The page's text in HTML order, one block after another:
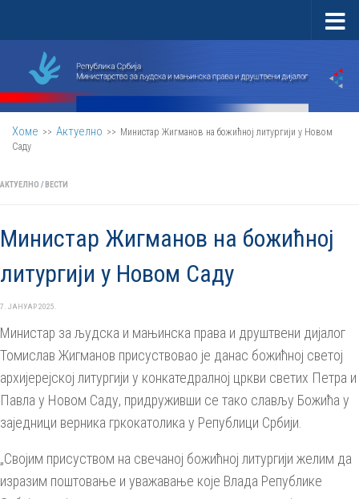
Хоме >> Актуелно >> Министар Жигманов на божићној литургији у Новом
Саду
АКТУЕЛНО /ВЕСТИ
Министар Жигманов на божићној
литургији у Новом Саду
7. ЈАНУАР 2025.
Министар за људска и мањинска права и друштвени дијалог
Томислав Жигманов присуствовао је данас божићној светој
архијерејској литургији у конкатедралној цркви светих Петра и
Павла у Новом Саду, придруживши се тако слављу Божића у
заједници верника гркокатолика у Републици Србији.
„Својим присуством на свечаној божићној литургији желим да
изразим поштовање и уважавање које Влада Републике